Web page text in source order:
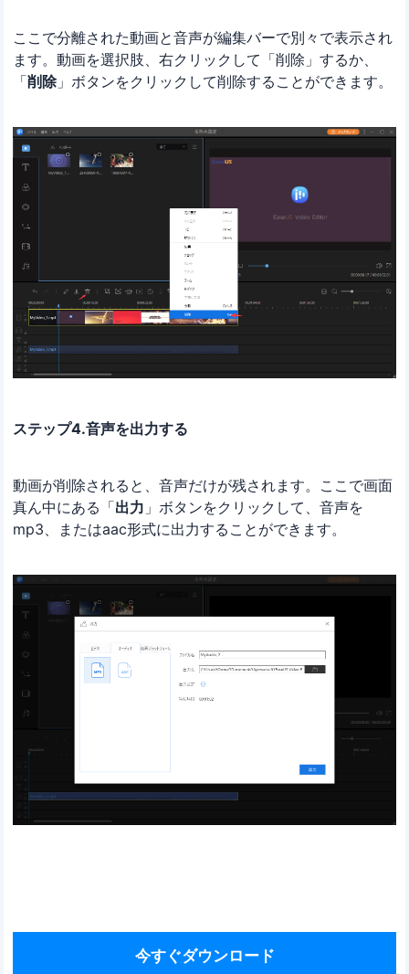
ここで分離された動画と音声が編集バーで別々で表示され
ます。動画を選択肢、右クリックして「削除」するか、
「削除」ボタンをクリックして削除することができます。
ステップ4.音声を出力する
動画が削除されると、音声だけが残されます。ここで画面
真ん中にある「出力 」ボタンをクリックして、音声を
mp3、またはaac形式に出力することができます。
今すぐダウンロード